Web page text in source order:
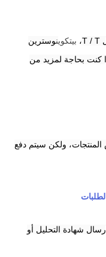
بيتكوين
وسترين
إلخ من فضلك اتصل بنا إذا كنت بحاجة لمزيد من
نعم، يمكنك الحصول على عينات مجانية لبعض المنتجات، ولكن سيتم دفع
يمكنك الحصول على بعض العينات، أو يمكننا إرسال شهادة التحليل أو